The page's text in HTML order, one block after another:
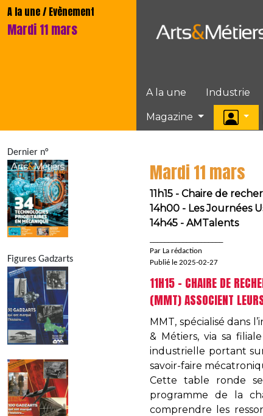
A la une / Evènement
Mardi 11 mars
A la une Industrie
Magazine
Dernier n°
Figures Gadzarts
Mardi 11 mars
11h15 - Chaire de
14h00 - Les Journées
14h45 - AMTalents
Par La rédaction
Publié le 2025-02-27
​​​​​​​​​​​​​​​​​​​​​11H15 - CHAIRE DE
(MMT) ASSOCIENT
MMT, spécialisé dans
& Métiers, via sa
industrielle portant
savoir-faire
Cette table ronde
programme de la
comprendre les